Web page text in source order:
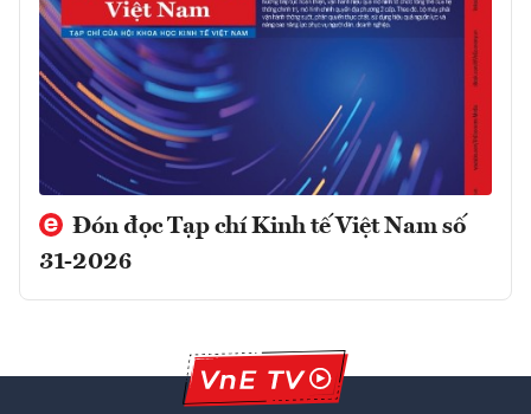
Đón đọc Tạp chí Kinh tế Việt Nam số
31-2026